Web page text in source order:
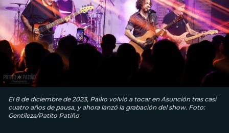
El 8 de diciembre de 2023, Paiko volvió a tocar en Asunción tras casi
cuatro años de pausa, y ahora lanzó la grabación del show. Foto:
Gentileza/Patito Patiño